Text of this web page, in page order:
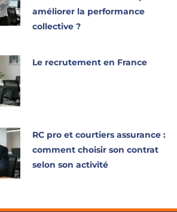
améliorer la performance
collective ?
Le recrutement en France
RC pro et courtiers assurance :
comment choisir son contrat
selon son activité